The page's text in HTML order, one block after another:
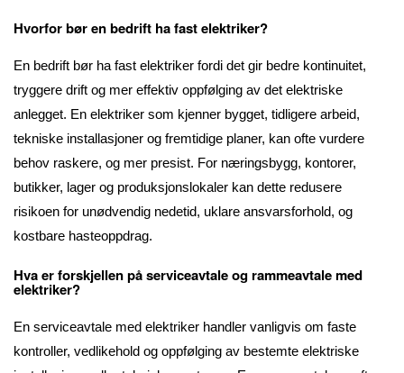
Hvorfor bør en bedrift ha fast elektriker?
En bedrift bør ha fast elektriker fordi det gir bedre kontinuitet,
tryggere drift og mer effektiv oppfølging av det elektriske
anlegget. En elektriker som kjenner bygget, tidligere arbeid,
tekniske installasjoner og fremtidige planer, kan ofte vurdere
behov raskere, og mer presist. For næringsbygg, kontorer,
butikker, lager og produksjonslokaler kan dette redusere
risikoen for unødvendig nedetid, uklare ansvarsforhold, og
kostbare hasteoppdrag.
Hva er forskjellen på serviceavtale og rammeavtale med
elektriker?
En serviceavtale med elektriker handler vanligvis om faste
kontroller, vedlikehold og oppfølging av bestemte elektriske